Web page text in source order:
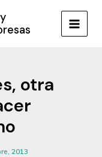
MAIN
otra
2013